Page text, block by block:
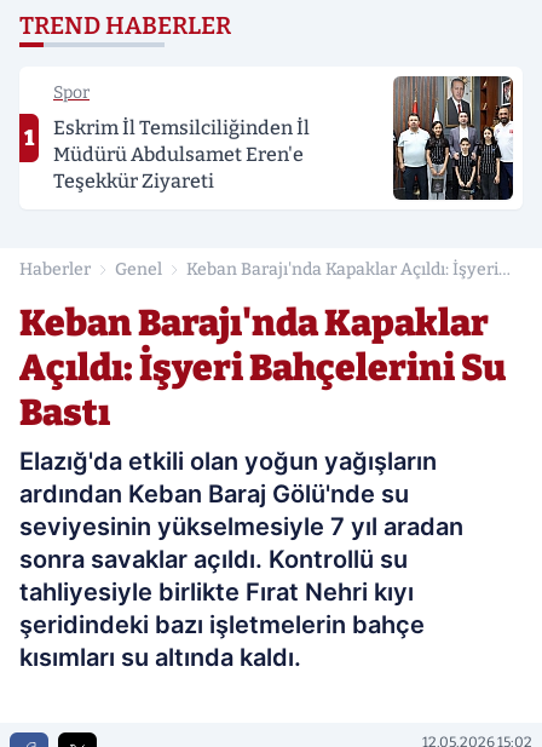
TREND HABERLER
1
Spor
Eskrim İl Temsilciliğinden İl
Müdürü Abdulsamet Eren'e
Teşekkür Ziyareti
Haberler Genel
Keban Barajı'nda Kapaklar Açıldı: İşyeri
Keban Barajı'nda Kapaklar
Açıldı: İşyeri Bahçelerini Su
Bastı
Elazığ'da etkili olan yoğun yağışların
ardından Keban Baraj Gölü'nde su
seviyesinin yükselmesiyle 7 yıl aradan
sonra savaklar açıldı. Kontrollü su
tahliyesiyle birlikte Fırat Nehri kıyı
şeridindeki bazı işletmelerin bahçe
kısımları su altında kaldı.
12.05.2026 15:02